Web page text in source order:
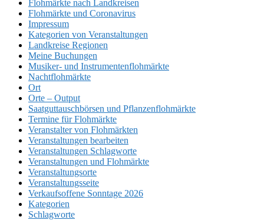
Flohmärkte nach Landkreisen
Flohmärkte und Coronavirus
Impressum
Kategorien von Veranstaltungen
Landkreise Regionen
Meine Buchungen
Musiker- und Instrumentenflohmärkte
Nachtflohmärkte
Ort
Orte – Output
Saatguttauschbörsen und Pflanzenflohmärkte
Termine für Flohmärkte
Veranstalter von Flohmärkten
Veranstaltungen bearbeiten
Veranstaltungen Schlagworte
Veranstaltungen und Flohmärkte
Veranstaltungsorte
Veranstaltungsseite
Verkaufsoffene Sonntage 2026
Kategorien
Schlagworte